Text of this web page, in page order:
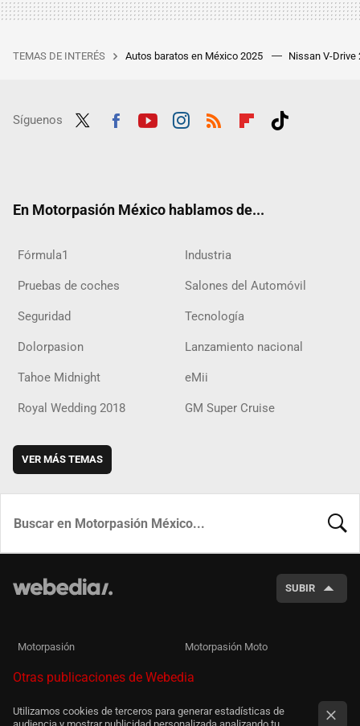
TEMAS DE INTERÉS Autos baratos en México 2025 Nissan V-Drive
Síguenos
En Motorpasión México hablamos de...
Fórmula1 Industria
Pruebas de coches Salones del Automóvil
Seguridad Tecnología
Dolorpasion Lanzamiento nacional
Tahoe Midnight eMii
Royal Wedding 2018 GM Super Cruise
VER MÁS TEMAS
SUBIR
Motorpasión Motorpasión Moto
Otras publicaciones de Webedia
Utilizamos cookies de terceros para generar estadísticas de